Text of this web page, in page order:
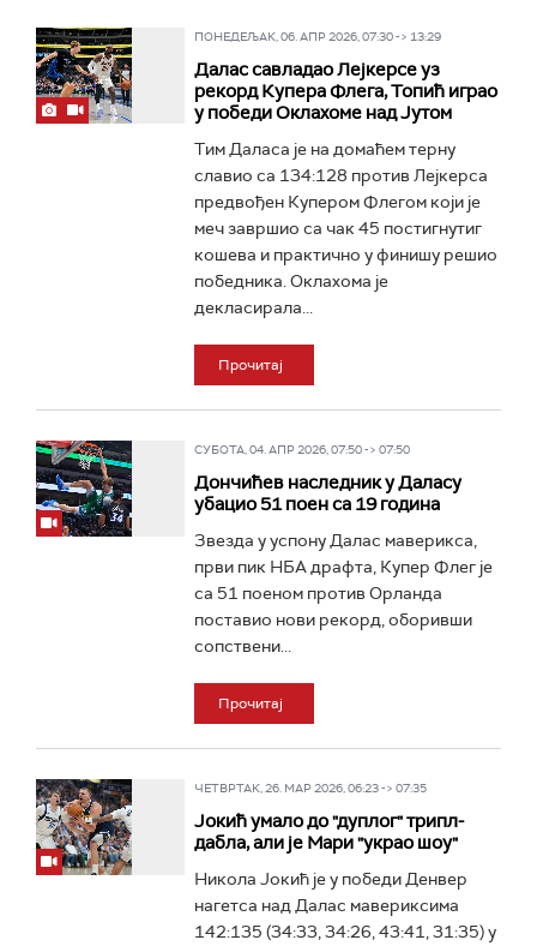
ПОНЕДЕЉАК, 06. АПР 2026, 07:30 -> 13:29
Далас савладао Лејкерсе уз
рекорд Купера Флега, Топић играо
у победи Оклахоме над Јутом
Тим Даласа је на домаћем терну
славио са 134:128 против Лејкерса
предвођен Купером Флегом који је
меч завршио са чак 45 постигнутиг
кошева и практично у финишу решио
победника. Оклахома је
декласирала...
Прочитај
СУБОТА, 04. АПР 2026, 07:50 -> 07:50
Дончићев наследник у Даласу
убацио 51 поен са 19 година
Звезда у успону Далас маверикса,
први пик НБА драфта, Купер Флег је
са 51 поеном против Орланда
поставио нови рекорд, оборивши
сопствени...
Прочитај
ЧЕТВРТАК, 26. МАР 2026, 06:23 -> 07:35
Јокић умало до "дуплог" трипл-
дабла, али је Мари "украо шоу"
Никола Јокић је у победи Денвер
нагетса над Далас мавериксима
142:135 (34:33, 34:26, 43:41, 31:35) у